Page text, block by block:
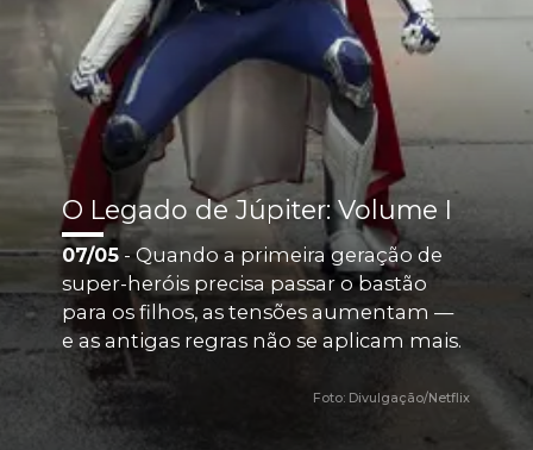
O Legado de Júpiter: Volume I
07/05 - Quando a primeira geração de
super-heróis precisa passar o bastão
para os filhos, as tensões aumentam —
e as antigas regras não se aplicam mais.
Foto: Divulgação/Netflix